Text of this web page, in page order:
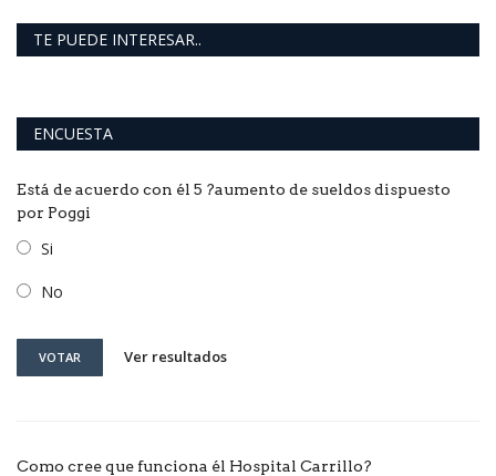
TE PUEDE INTERESAR..
ENCUESTA
Está de acuerdo con él 5 ?aumento de sueldos dispuesto
por Poggi
Si
No
VOTAR Ver resultados
Como cree que funciona él Hospital Carrillo?